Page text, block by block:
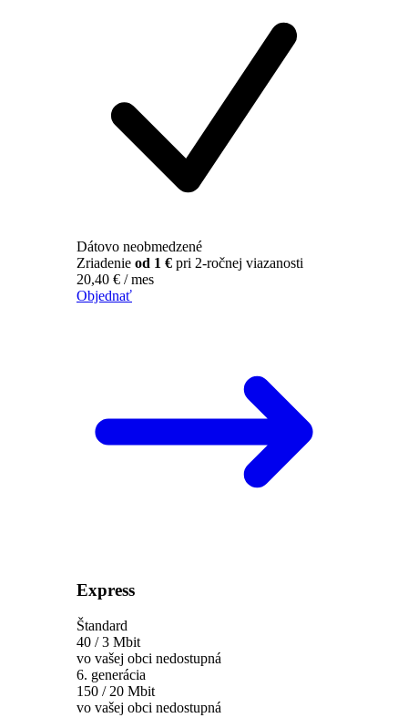
Dátovo neobmedzené
Zriadenie od 1 € pri 2-ročnej viazanosti
20,40 € / mes
Objednať
Express
Štandard
40 / 3 Mbit
vo vašej obci nedostupná
6. generácia
150 / 20 Mbit
vo vašej obci nedostupná